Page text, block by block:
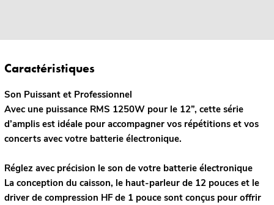
Caractéristiques
Son Puissant et Professionnel
Avec une puissance RMS 1250W pour le 12”, cette série
d’amplis est idéale pour accompagner vos répétitions et vos
concerts avec votre batterie électronique.
Réglez avec précision le son de votre batterie électronique
La conception du caisson, le haut-parleur de 12 pouces et le
driver de compression HF de 1 pouce sont conçus pour offrir